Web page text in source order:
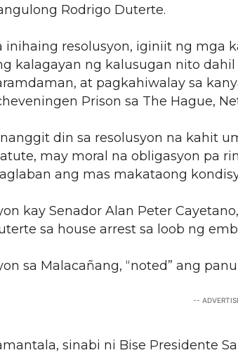
Rodrigo Duterte.
inihaing resolusyon, iginiit ng mga
kalagayan ng kalusugan nito dahil
at pagkahiwalay sa
Prison sa The Hague,
din sa resolusyon na kahit
may moral na obligasyon pa
ang mas makataong
kay Senador Alan Peter
sa house arrest sa loob ng
sa Malacañang, “noted” ang
--
sinabi ni Bise Presidente